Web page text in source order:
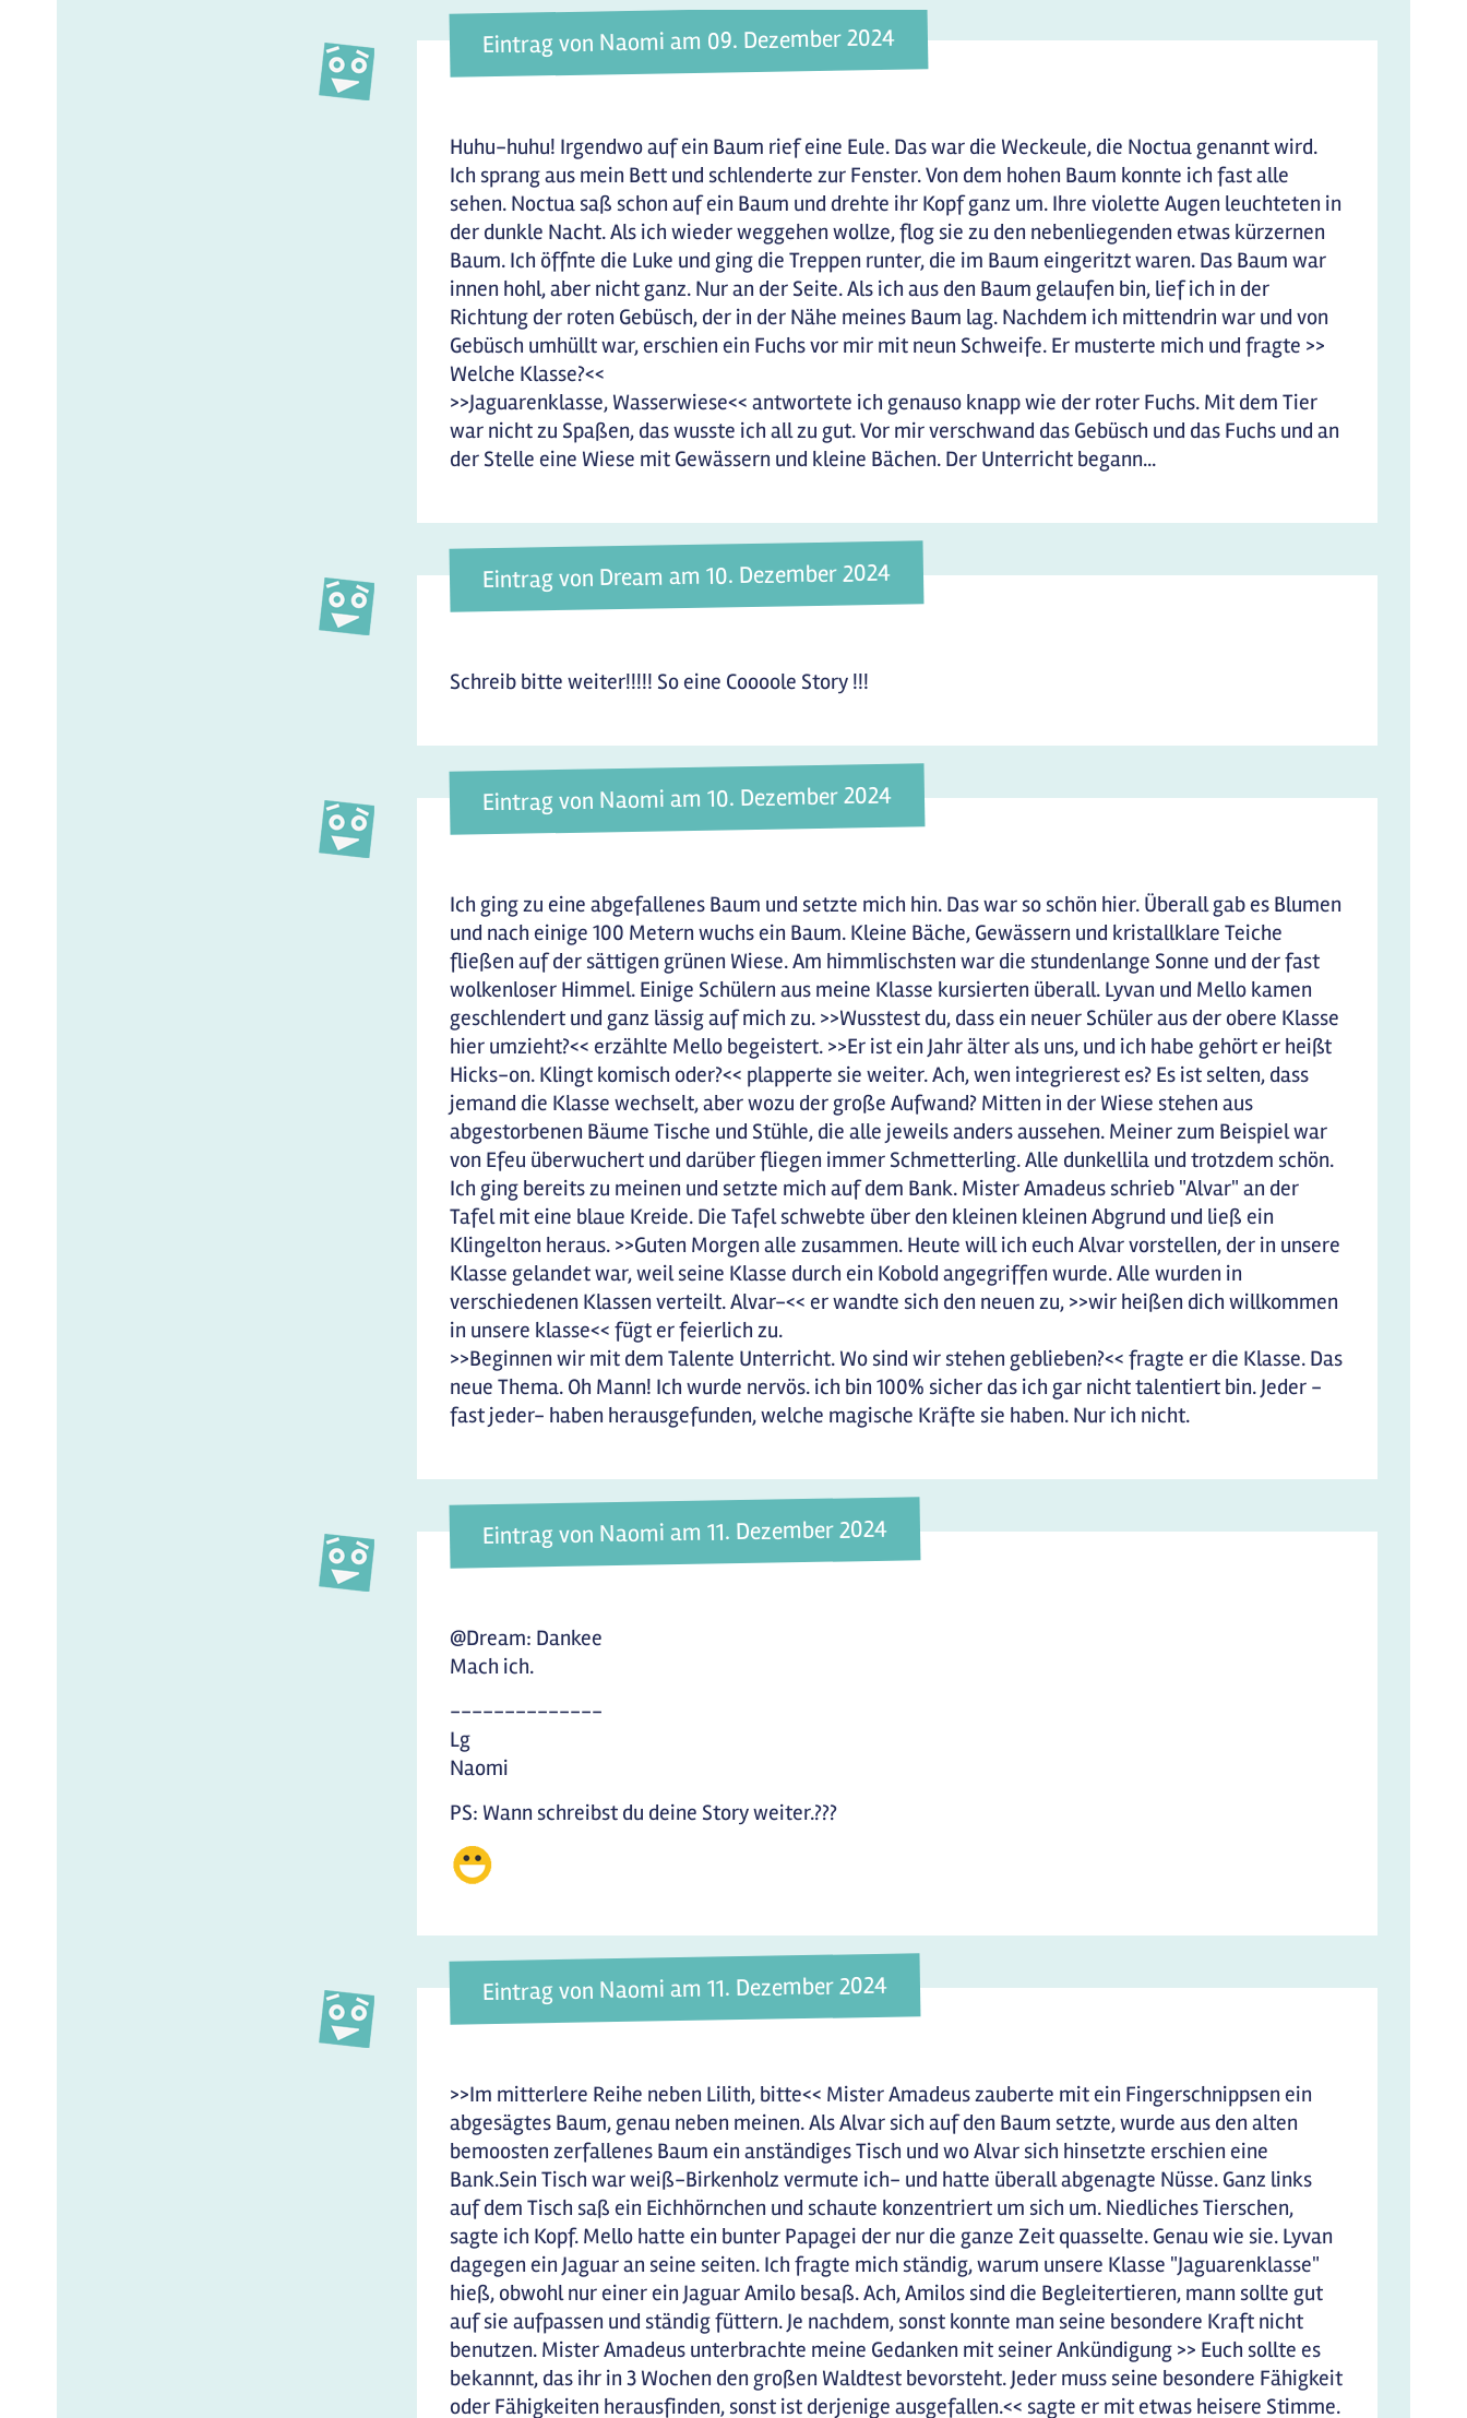
Eintrag von Naomi am 09. Dezember 2024
Huhu-huhu! Irgendwo auf ein Baum rief eine Eule. Das war die Weckeule, die Noctua genannt wird.
Ich sprang aus mein Bett und schlenderte zur Fenster. Von dem hohen Baum konnte ich fast alle
sehen. Noctua saß schon auf ein Baum und drehte ihr Kopf ganz um. Ihre violette Augen leuchteten in
der dunkle Nacht. Als ich wieder weggehen wollze, flog sie zu den nebenliegenden etwas kürzernen
Baum. Ich öffnte die Luke und ging die Treppen runter, die im Baum eingeritzt waren. Das Baum war
innen hohl, aber nicht ganz. Nur an der Seite. Als ich aus den Baum gelaufen bin, lief ich in der
Richtung der roten Gebüsch, der in der Nähe meines Baum lag. Nachdem ich mittendrin war und von
Gebüsch umhüllt war, erschien ein Fuchs vor mir mit neun Schweife. Er musterte mich und fragte >>
Welche Klasse?<<
>>Jaguarenklasse, Wasserwiese<< antwortete ich genauso knapp wie der roter Fuchs. Mit dem Tier
war nicht zu Spaßen, das wusste ich all zu gut. Vor mir verschwand das Gebüsch und das Fuchs und an
der Stelle eine Wiese mit Gewässern und kleine Bächen. Der Unterricht begann...
Eintrag von Dream am 10. Dezember 2024
Schreib bitte weiter!!!!! So eine Coooole Story !!!
Eintrag von Naomi am 10. Dezember 2024
Ich ging zu eine abgefallenes Baum und setzte mich hin. Das war so schön hier. Überall gab es Blumen
und nach einige 100 Metern wuchs ein Baum. Kleine Bäche, Gewässern und kristallklare Teiche
fließen auf der sättigen grünen Wiese. Am himmlischsten war die stundenlange Sonne und der fast
wolkenloser Himmel. Einige Schülern aus meine Klasse kursierten überall. Lyvan und Mello kamen
geschlendert und ganz lässig auf mich zu. >>Wusstest du, dass ein neuer Schüler aus der obere Klasse
hier umzieht?<< erzählte Mello begeistert. >>Er ist ein Jahr älter als uns, und ich habe gehört er heißt
Hicks-on. Klingt komisch oder?<< plapperte sie weiter. Ach, wen integrierest es? Es ist selten, dass
jemand die Klasse wechselt, aber wozu der große Aufwand? Mitten in der Wiese stehen aus
abgestorbenen Bäume Tische und Stühle, die alle jeweils anders aussehen. Meiner zum Beispiel war
von Efeu überwuchert und darüber fliegen immer Schmetterling. Alle dunkellila und trotzdem schön.
Ich ging bereits zu meinen und setzte mich auf dem Bank. Mister Amadeus schrieb "Alvar" an der
Tafel mit eine blaue Kreide. Die Tafel schwebte über den kleinen kleinen Abgrund und ließ ein
Klingelton heraus. >>Guten Morgen alle zusammen. Heute will ich euch Alvar vorstellen, der in unsere
Klasse gelandet war, weil seine Klasse durch ein Kobold angegriffen wurde. Alle wurden in
verschiedenen Klassen verteilt. Alvar-<< er wandte sich den neuen zu, >>wir heißen dich willkommen
in unsere klasse<< fügt er feierlich zu.
>>Beginnen wir mit dem Talente Unterricht. Wo sind wir stehen geblieben?<< fragte er die Klasse. Das
neue Thema. Oh Mann! Ich wurde nervös. ich bin 100% sicher das ich gar nicht talentiert bin. Jeder -
fast jeder- haben herausgefunden, welche magische Kräfte sie haben. Nur ich nicht.
Eintrag von Naomi am 11. Dezember 2024
@Dream: Dankee
Mach ich.
--------------
Lg
Naomi
PS: Wann schreibst du deine Story weiter.???
Eintrag von Naomi am 11. Dezember 2024
>>Im mitterlere Reihe neben Lilith, bitte<< Mister Amadeus zauberte mit ein Fingerschnippsen ein
abgesägtes Baum, genau neben meinen. Als Alvar sich auf den Baum setzte, wurde aus den alten
bemoosten zerfallenes Baum ein anständiges Tisch und wo Alvar sich hinsetzte erschien eine
Bank.Sein Tisch war weiß-Birkenholz vermute ich- und hatte überall abgenagte Nüsse. Ganz links
auf dem Tisch saß ein Eichhörnchen und schaute konzentriert um sich um. Niedliches Tierschen,
sagte ich Kopf. Mello hatte ein bunter Papagei der nur die ganze Zeit quasselte. Genau wie sie. Lyvan
dagegen ein Jaguar an seine seiten. Ich fragte mich ständig, warum unsere Klasse "Jaguarenklasse"
hieß, obwohl nur einer ein Jaguar Amilo besaß. Ach, Amilos sind die Begleitertieren, mann sollte gut
auf sie aufpassen und ständig füttern. Je nachdem, sonst konnte man seine besondere Kraft nicht
benutzen. Mister Amadeus unterbrachte meine Gedanken mit seiner Ankündigung >> Euch sollte es
bekannnt, das ihr in 3 Wochen den großen Waldtest bevorsteht. Jeder muss seine besondere Fähigkeit
oder Fähigkeiten herausfinden, sonst ist derjenige ausgefallen.<< sagte er mit etwas heisere Stimme.